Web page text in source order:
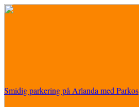
Smidig parkering på Arlanda med Parkos